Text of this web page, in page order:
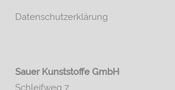
Datenschutzerklärung
Sauer Kunststoffe GmbH
Schleifweg 7